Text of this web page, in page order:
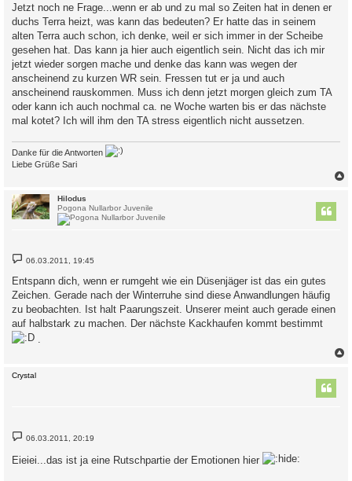
Jetzt noch ne Frage...wenn er ab und zu mal so Zeiten hat in denen er
duchs Terra heizt, was kann das bedeuten? Er hatte das in seinem
alten Terra auch schon, ich denke, weil er sich immer in der Scheibe
gesehen hat. Das kann ja hier auch eigentlich sein. Nicht das ich mir
jetzt wieder sorgen mache und denke das kann was wegen der
anscheinend zu kurzen WR sein. Fressen tut er ja und auch
anscheinend rauskommen. Muss ich denn jetzt morgen gleich zum TA
oder kann ich auch nochmal ca. ne Woche warten bis er das nächste
mal kotet? Ich will ihm den TA stress eigentlich nicht aussetzen.
Danke für die Antworten
Liebe Grüße Sari
Hilodus
Pogona Nullarbor Juvenile
B
e
t
r
a
g
06.03.2011, 19:45
Entspann dich, wenn er rumgeht wie ein Düsenjäger ist das ein gutes
Zeichen. Gerade nach der Winterruhe sind diese Anwandlungen häufig
zu beobachten. Ist halt Paarungszeit. Unserer meint auch gerade einen
auf halbstark zu machen. Der nächste Kackhaufen kommt bestimmt
.
Crystal
B
e
t
06.03.2011, 20:19
Eieiei...das ist ja eine Rutschpartie der Emotionen hier